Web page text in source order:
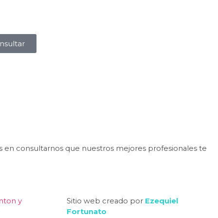
consultarnos que nuestros mejores profesionales te
y
Sitio web creado por Ezequiel
Fortunato